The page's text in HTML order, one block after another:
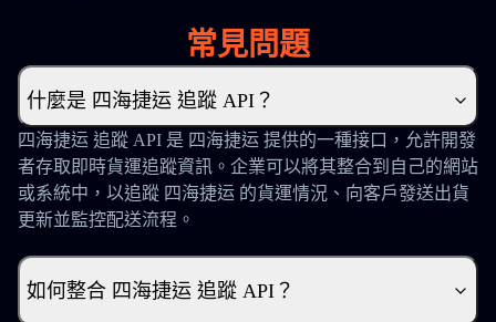
常見問題
什麼是 四海捷运 追蹤 API？
四海捷运 追蹤 API 是 四海捷运 提供的一種接口，允許開發
者存取即時貨運追蹤資訊。企業可以將其整合到自己的網站
或系統中，以追蹤 四海捷运 的貨運情況、向客戶發送出貨
更新並監控配送流程。
如何整合 四海捷运 追蹤 API？